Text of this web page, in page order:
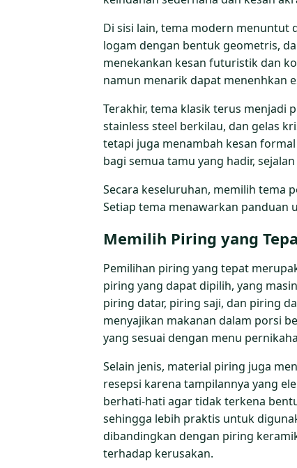
Di sisi lain, tema modern menuntut
logam dengan bentuk geometris,
menekankan kesan futuristik dan
namun menarik dapat menenhkan
Terakhir, tema klasik terus menjadi
stainless steel berkilau, dan gelas
tetapi juga menambah kesan
bagi semua tamu yang hadir,
Secara keseluruhan, memilih tema
Setiap tema menawarkan
Memilih Piring yang
Pemilihan piring yang tepat
piring yang dapat dipilih, yang
piring datar, piring saji, dan piring
menyajikan makanan dalam porsi
yang sesuai dengan menu
Selain jenis, material piring juga
resepsi karena tampilannya yang
berhati-hati agar tidak terkena
sehingga lebih praktis untuk
dibandingkan dengan piring
terhadap kerusakan.